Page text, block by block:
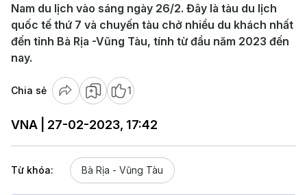
Nam du lịch vào sáng ngày 26/2. Đây là tàu du lịch
quốc tế thứ 7 và chuyến tàu chở nhiều du khách nhất
đến tỉnh Bà Rịa -Vũng Tàu, tính từ đầu năm 2023 đến
nay.
Chia sẻ 1
VNA | 27-02-2023, 17:42
Từ khóa: Bà Rịa - Vũng Tàu